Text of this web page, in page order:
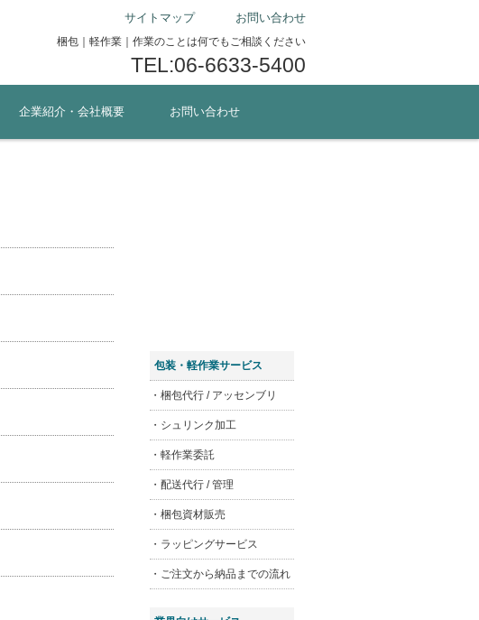
なら
サイトマップ お問い合わせ
梱包｜軽作業｜作業のことは何でもご相談ください
TEL:06-6633-5400
企業紹介・会社概要 お問い合わせ
包装・軽作業サービス
・梱包代行 / アッセンブリ
・シュリンク加工
・軽作業委託
・配送代行 / 管理
・梱包資材販売
・ラッピングサービス
・ご注文から納品までの流れ